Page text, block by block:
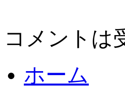
コメントは
ホーム